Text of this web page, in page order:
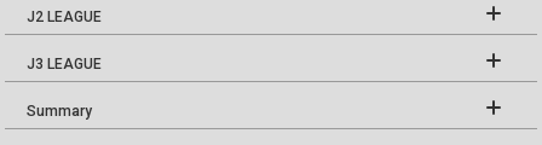
J2 LEAGUE
J3 LEAGUE
Summary